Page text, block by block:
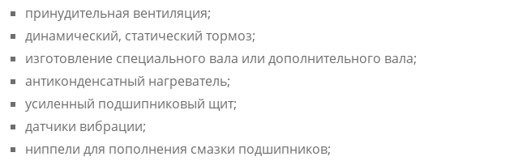
принудительная вентиляция;
динамический, статический тормоз;
изготовление специального вала или дополнительного вала;
антиконденсатный нагреватель;
усиленный подшипниковый щит;
датчики вибрации;
ниппели для пополнения смазки подшипников;